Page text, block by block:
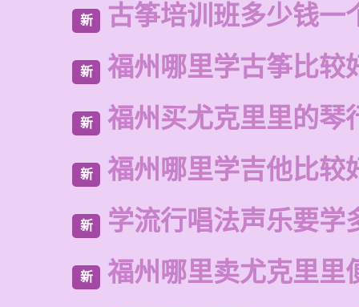
新 古筝培训班多少钱一
新 福州哪里学古筝比较
新 福州买尤克里里的琴
新 福州哪里学吉他比较
新 学流行唱法声乐要学
新 福州哪里卖尤克里里